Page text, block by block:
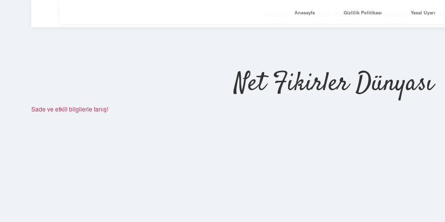
Gizlilik Politikası Yasal Uyarı
Net Fikirler Dünyası
Sade ve etkili bilgilerle tanış!
Anasayfa Gizlilik Politikası Yasal Uyarı